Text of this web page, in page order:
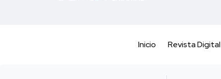
Inicio Revista Digital